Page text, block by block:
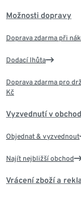
Možnosti dopravy
Doprava zdarma při
Dodací lhůta
Doprava zdarma pro
Kč
Vyzvednutí v
Objednat & vyzvednout
Najít nejbližší obchod
Vrácení zboží a